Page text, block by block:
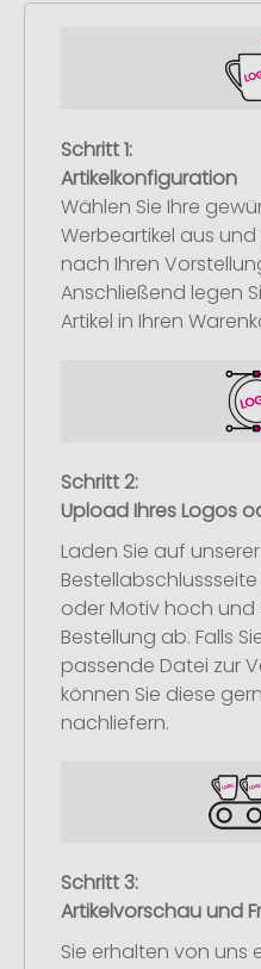
Schritt 1:
Artikelkonfiguration
Wählen Sie Ihre
Werbeartikel aus
nach Ihren
Anschließend legen
Artikel in Ihren
Schritt 2:
Upload Ihres Logos
Laden Sie auf unserer
oder Motiv hoch und
Bestellung ab. Falls
passende Datei zur
können Sie diese
nachliefern.
Schritt 3:
Artikelvorschau und
Sie erhalten von uns